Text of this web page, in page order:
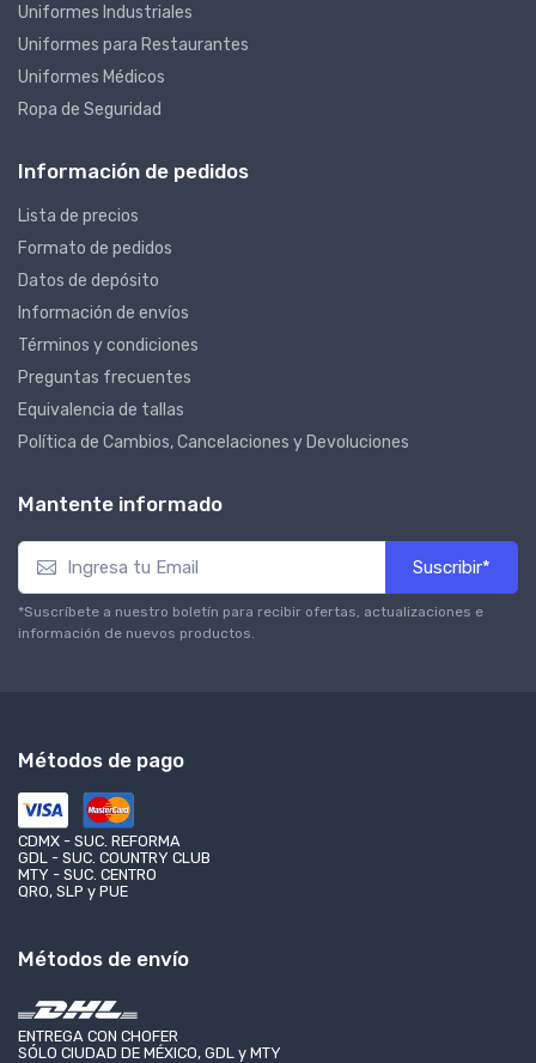
Uniformes Industriales
Uniformes para Restaurantes
Uniformes Médicos
Ropa de Seguridad
Información de pedidos
Lista de precios
Formato de pedidos
Datos de depósito
Información de envíos
Términos y condiciones
Preguntas frecuentes
Equivalencia de tallas
Política de Cambios, Cancelaciones y Devoluciones
Mantente informado
Suscribir*
*Suscríbete a nuestro boletín para recibir ofertas, actualizaciones e
información de nuevos productos.
Métodos de pago
CDMX - SUC. REFORMA
GDL - SUC. COUNTRY CLUB
MTY - SUC. CENTRO
QRO, SLP y PUE
Métodos de envío
ENTREGA CON CHOFER
SÓLO CIUDAD DE MÉXICO, GDL y MTY